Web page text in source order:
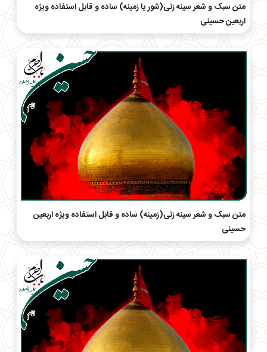
متن سبک و شعر سینه زنی(شور یا زمینه) ساده و قابل استفاده ویژه
اربعین حسینی
متن سبک و شعر سینه زنی(زمینه) ساده و قابل استفاده ویژه اربعین
حسینی